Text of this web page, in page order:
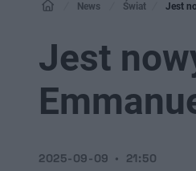
News Świat Jest
Jest
2025-09-09 21:50